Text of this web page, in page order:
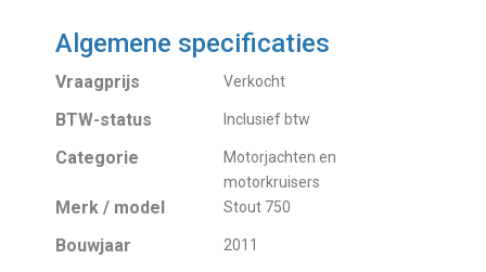
Algemene specificaties
Vraagprijs Verkocht
BTW-status Inclusief btw
Categorie
Motorjachten en
motorkruisers
Merk / model Stout 750
Bouwjaar 2011